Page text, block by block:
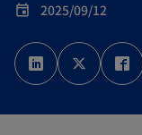
event 2025/09/12
新
し
い
タ
新
し
い
タ